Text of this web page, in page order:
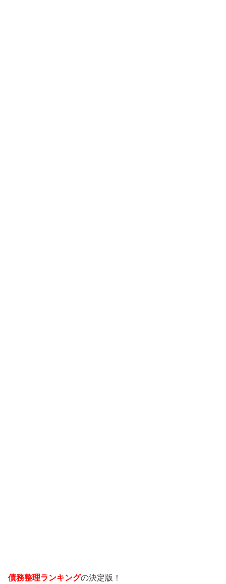
債務整理ランキングの決定版！